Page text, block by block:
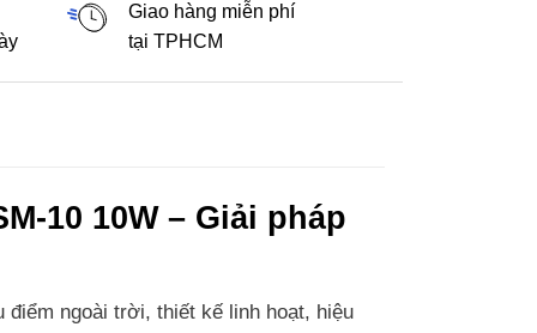
Giao hàng miễn phí
tại TPHCM
10 10W – Giải pháp
ngoài trời, thiết kế linh hoạt, hiệu